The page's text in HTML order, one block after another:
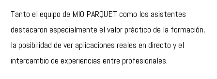
Tanto el equipo de MIO PARQUET como los asistentes
destacaron especialmente el valor práctico de la formación,
la posibilidad de ver aplicaciones reales en directo y el
intercambio de experiencias entre profesionales.